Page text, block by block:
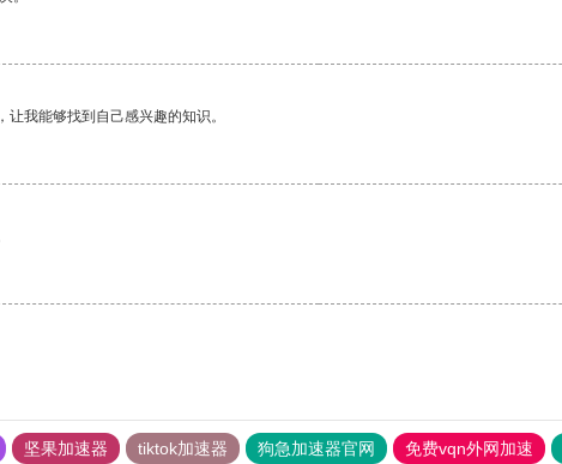
我能够找到自己感兴趣的知识。
坚果加速器 tiktok加速器 狗急加速器官网 免费vqn外网加速